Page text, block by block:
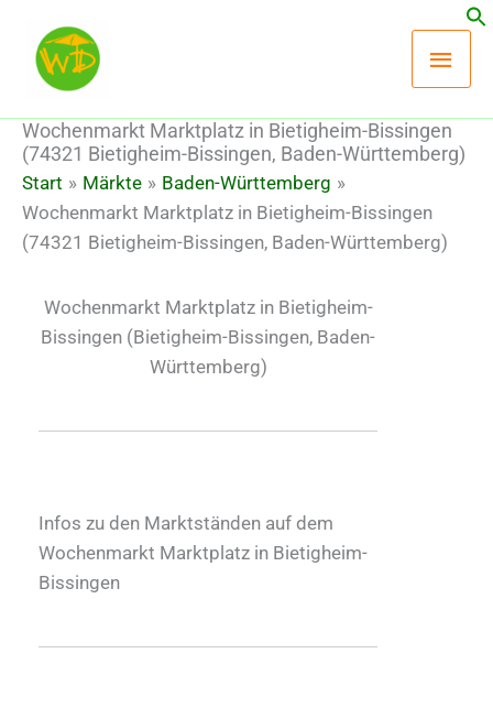
Inhalt
springen
Wochenmarkt Marktplatz in Bietigheim-Bissingen
(74321 Bietigheim-Bissingen, Baden-Württemberg)
Start Märkte
Baden-Württemberg
Wochenmarkt Marktplatz in Bietigheim-Bissingen
(74321 Bietigheim-Bissingen, Baden-Württemberg)
Wochenmarkt Marktplatz in Bietigheim-
Bissingen (Bietigheim-Bissingen, Baden-
Württemberg)
Infos zu den Marktständen auf dem
Wochenmarkt Marktplatz in Bietigheim-
Bissingen